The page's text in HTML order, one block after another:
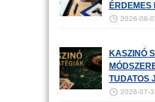
ÉRDEMES
2026-08-
KASZINÓ
TUDATOS
2026-07-